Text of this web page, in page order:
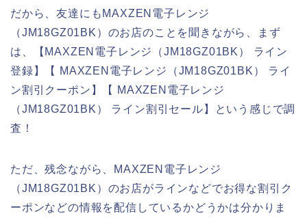
だから、友達にもMAXZEN電子レンジ
（JM18GZ01BK）のお店のことを聞きながら、まず
は、【MAXZEN電子レンジ（JM18GZ01BK） ライン
登録】【 MAXZEN電子レンジ（JM18GZ01BK） ライ
ン割引クーポン】【 MAXZEN電子レンジ
（JM18GZ01BK） ライン割引セール】という感じで調
査！
ただ、残念ながら、MAXZEN電子レンジ
（JM18GZ01BK）のお店がラインなどでお得な割引ク
ーポンなどの情報を配信しているかどうかは分かりま